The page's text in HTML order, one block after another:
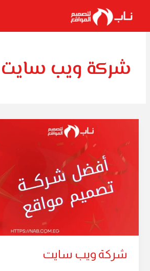
المحتوى
شركة ويب سايت
شركة ويب سايت
سايت